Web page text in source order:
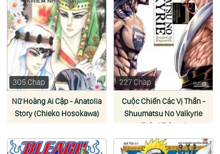
305 Chap
Nữ Hoàng Ai Cập - Anatolia
Story (Chieko Hosokawa)
227 Chap
Cuộc Chiến Các Vị Thần -
Shuumatsu No Valkyrie
(Fukui Takumi)